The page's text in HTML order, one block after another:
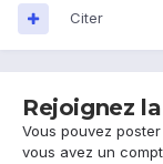
Citer
Rejoignez
Vous pouvez
vous avez un